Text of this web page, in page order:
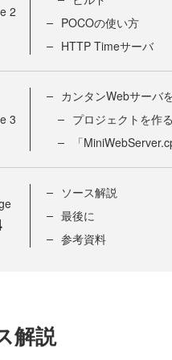
2
POCOの使い方
HTTP Timeサーバ
3
カンタンWebサーバ
プロジェクトを作る
「
ソース解説
最後に
参考資料
解説